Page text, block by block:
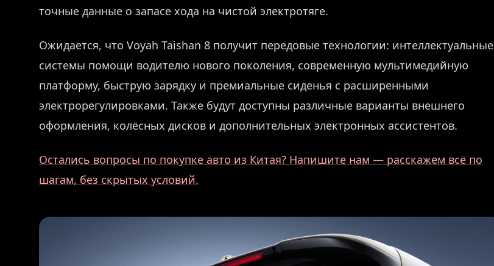
точные данные о запасе хода на чистой электротяге.
Ожидается, что Voyah Taishan 8 получит передовые технологии: интеллектуальные
системы помощи водителю нового поколения, современную мультимедийную
платформу, быструю зарядку и премиальные сиденья с расширенными
электрорегулировками. Также будут доступны различные варианты внешнего
оформления, колёсных дисков и дополнительных электронных ассистентов.
Остались вопросы по покупке авто из Китая? Напишите нам — расскажем всё по
шагам, без скрытых условий.